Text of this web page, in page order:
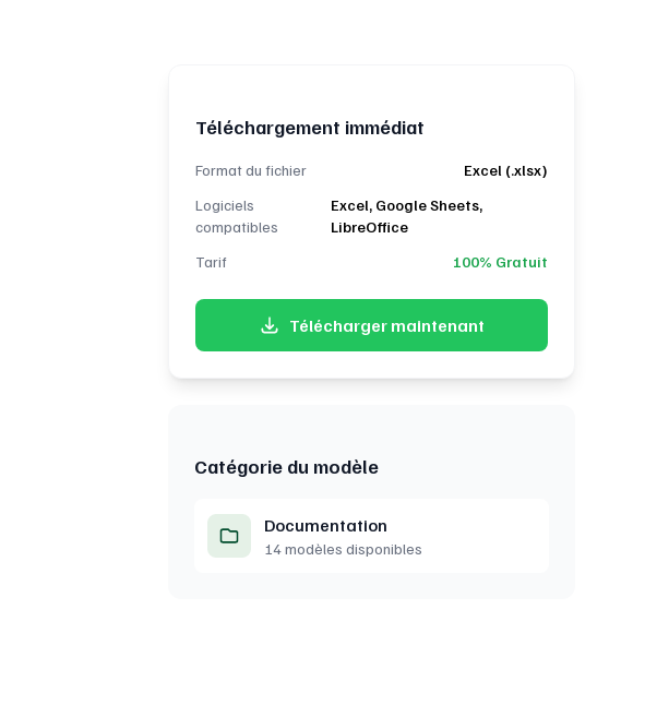
Téléchargement immédiat
Format du fichier
Excel (.xlsx)
Logiciels
compatibles
Excel, Google Sheets,
LibreOffice
Tarif
100% Gratuit
Télécharger maintenant
Catégorie du modèle
Documentation
14 modèles disponibles